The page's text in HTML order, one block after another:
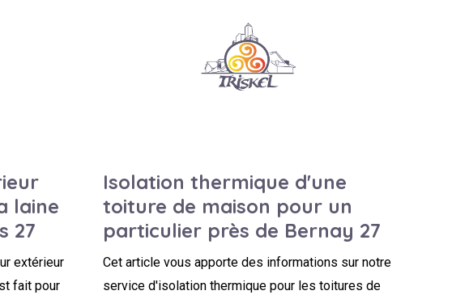
laine
27
extérieur
fait pour
Isolation thermique d'une
toiture de maison pour un
particulier près de Bernay 27
Cet article vous apporte des informations sur notre
service d'isolation thermique pour les toitures de